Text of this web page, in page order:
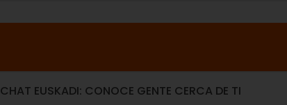
CHAT EUSKADI: CONOCE GENTE CERCA DE TI